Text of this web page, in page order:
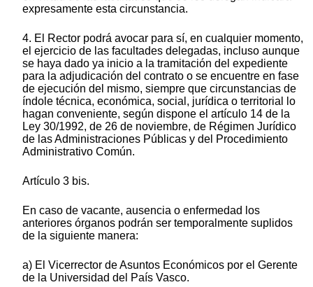
expresamente esta circunstancia.
4. El Rector podrá avocar para sí, en cualquier momento,
el ejercicio de las facultades delegadas, incluso aunque
se haya dado ya inicio a la tramitación del expediente
para la adjudicación del contrato o se encuentre en fase
de ejecución del mismo, siempre que circunstancias de
índole técnica, económica, social, jurídica o territorial lo
hagan conveniente, según dispone el artículo 14 de la
Ley 30/1992, de 26 de noviembre, de Régimen Jurídico
de las Administraciones Públicas y del Procedimiento
Administrativo Común.
Artículo 3 bis.
En caso de vacante, ausencia o enfermedad los
anteriores órganos podrán ser temporalmente suplidos
de la siguiente manera:
a) El Vicerrector de Asuntos Económicos por el Gerente
de la Universidad del País Vasco.